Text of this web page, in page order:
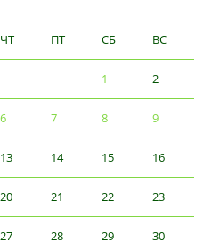
ЧТ ПТ СБ ВС
1 2
6 7 8 9
13 14 15 16
20 21 22 23
27 28 29 30